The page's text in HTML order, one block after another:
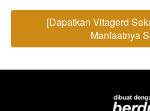
[Dapatkan Vitagerd
Manfaatnya